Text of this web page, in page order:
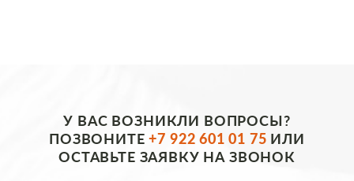
У ВАС ВОЗНИКЛИ ВОПРОСЫ?
ПОЗВОНИТЕ+7 922 601 01 75 ИЛИ
ОСТАВЬТЕ ЗАЯВКУ НА ЗВОНОК